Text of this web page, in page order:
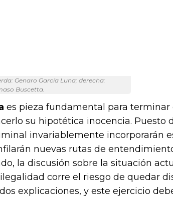
Genaro García Luna; derecha:
Buscetta.
es pieza fundamental para
su hipotética inocencia. Puesto
invariablemente incorporarán
nuevas rutas de
la discusión sobre la situación
corre el riesgo de quedar
explicaciones, y este ejercicio